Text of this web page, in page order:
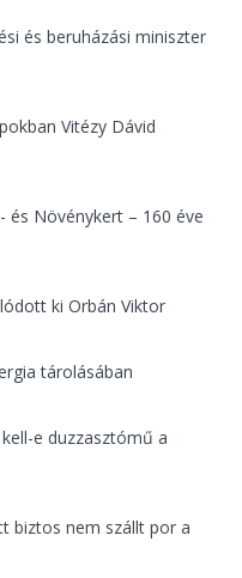
és beruházási miniszter
Vitézy Dávid
és Növénykert – 160 éve
ki Orbán Viktor
tárolásában
e duzzasztómű a
biztos nem szállt por a